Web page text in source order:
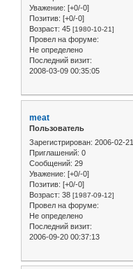
Уважение: [+0/-0]
Позитив: [+0/-0]
Возраст: 45 [1980-10-21]
Провел на форуме:
Не определено
Последний визит:
2008-03-09 00:35:05
meat
Пользователь
Зарегистрирован: 2006-02-21
Приглашений: 0
Сообщений: 29
Уважение: [+0/-0]
Позитив: [+0/-0]
Возраст: 38 [1987-09-12]
Провел на форуме:
Не определено
Последний визит:
2006-09-20 00:37:13